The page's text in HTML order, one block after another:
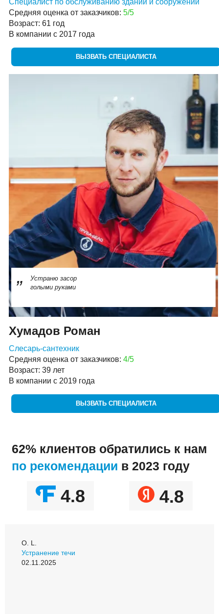
Средняя оценка от заказчиков: 5/5
Возраст: 61 год
В компании с 2017 года
ВЫЗВАТЬ СПЕЦИАЛИСТА
Устраню засор
голыми руками
Хумадов Роман
Слесарь-сантехник
Средняя оценка от заказчиков: 4/5
Возраст: 39 лет
В компании с 2019 года
ВЫЗВАТЬ СПЕЦИАЛИСТА
62% клиентов обратились к нам
по рекомендации в 2023 году
4.8 4.8
О. L.
Устранение течи
02.11.2025